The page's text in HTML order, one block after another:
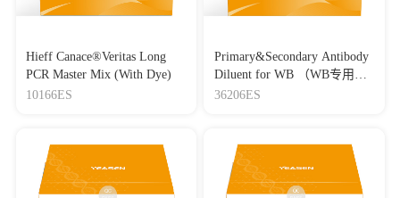
Hieff Canace®Veritas Long
PCR Master Mix (With Dye)
10166ES
Primary&Secondary Antibody
Diluent for WB （WB专用一
抗二抗稀释液）
36206ES